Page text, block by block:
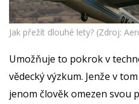
Jak přežít dlouhé lety? (Zdroj:
Umožňuje to pokrok v
vědecký výzkum. Jenže v
jenom člověk omezen svou